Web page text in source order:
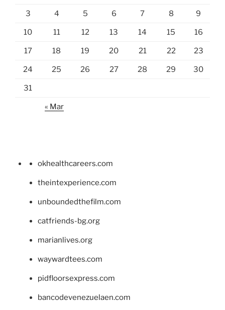
3 4 5 6 7 8 9
10 11 12 13 14 15 16
17 18 19 20 21 22 23
24 25 26 27 28 29 30
31
« Mar
okhealthcareers.com
theintexperience.com
unboundedthefilm.com
catfriends-bg.org
marianlives.org
waywardtees.com
pidfloorsexpress.com
bancodevenezuelaen.com